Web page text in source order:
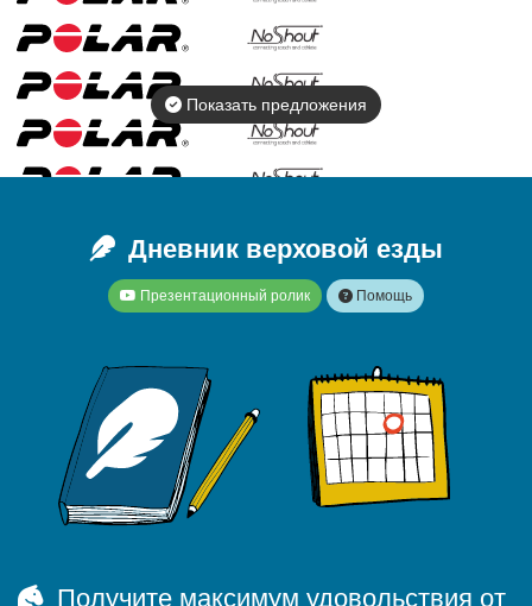
Показать предложения
Дневник верховой езды
Презентационный ролик Помощь
Получите максимум удовольствия от